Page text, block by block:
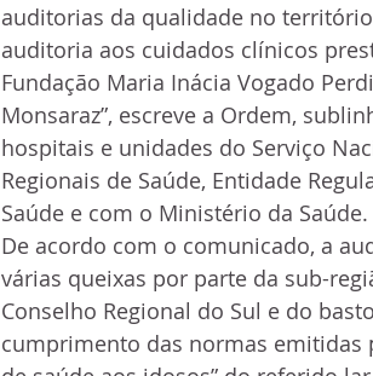
auditorias da qualidade no
auditoria aos cuidados clínicos
Fundação Maria Inácia Vogado
Monsaraz”, escreve a Ordem,
hospitais e unidades do Serviço
Regionais de Saúde, Entidade
Saúde e com o Ministério da Saúde.
De acordo com o comunicado, a
várias queixas por parte da sub-
Conselho Regional do Sul e do
cumprimento das normas emitidas